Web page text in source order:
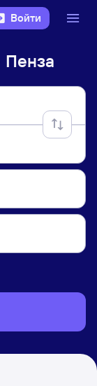
Войти
Пенза